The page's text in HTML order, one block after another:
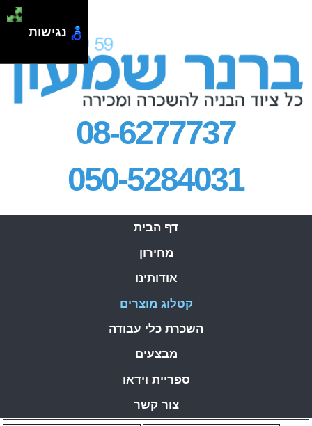
08-6277737
050-5284031
דף הבית
מחירון
אודותינו
קטלוג מוצרים
השכרת כלי עבודה
מבצעים
ספריית וידאו
צור קשר
נגישות